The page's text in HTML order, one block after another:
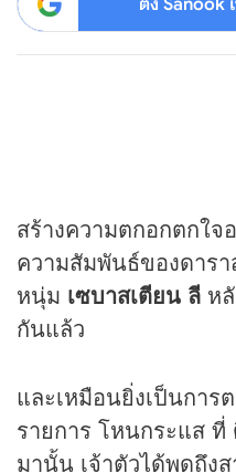
สร้างความตกอกตกใจ
ความสัมพันธ์ของดารา
หนุ่ม เซบาสเตียน ลี ห
กันแล้ว
และเหมือนยิ่งเป็นการ
รายการ โหนกระแส ที่
มานั้น เจ้าตัวได้พูดถึง